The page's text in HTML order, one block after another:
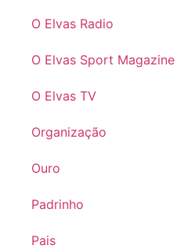
O Elvas Radio
O Elvas Sport Magazine
O Elvas TV
Organização
Ouro
Padrinho
Pais